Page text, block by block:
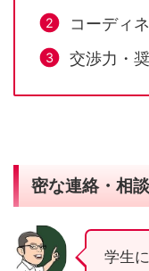
コーディ
交渉力・
密な連絡・相
学生